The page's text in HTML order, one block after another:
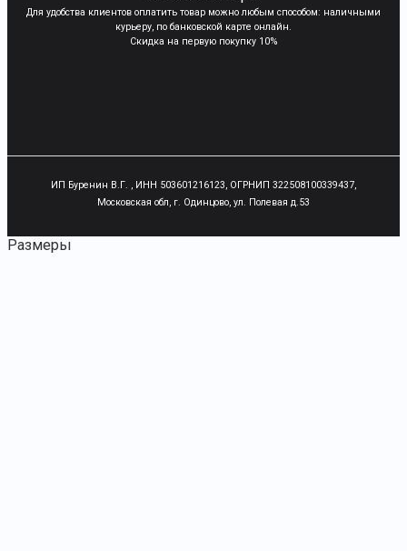
Для удобства клиентов оплатить товар можно любым способом: наличными
курьеру, по банковской карте онлайн.
Скидка на первую покупку 10%
ИП Буренин В.Г. , ИНН 503601216123, ОГРНИП 322508100339437,
Московская обл, г. Одинцово, ул. Полевая д.53
Размеры